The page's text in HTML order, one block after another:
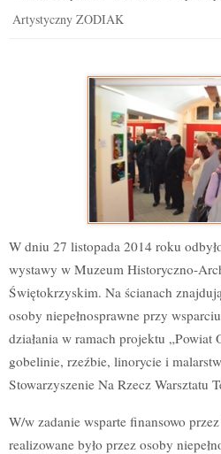
Artystyczny ZODIAK
W dniu 27 listopada 2014 roku
wystawy w Muzeum Historyczno-
Świętokrzyskim. Na ścianach
osoby niepełnosprawne przy
działania w ramach projektu
gobelinie, rzeźbie, linorycie i
Stowarzyszenie Na Rzecz Warsztatu
W/w zadanie wsparte finansowo
realizowane było przez osoby